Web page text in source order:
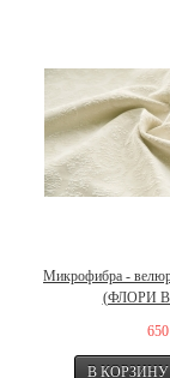
Микрофибра -
(ФЛОРИ
650